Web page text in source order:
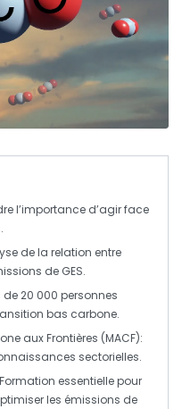
l’importance d’agir face
.
de la relation entre
de GES.
de 20 000 personnes
bas carbone.
aux Frontières (MACF):
sectorielles.
essentielle pour
les émissions de